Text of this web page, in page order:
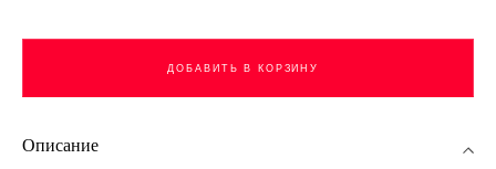
ДОБАВИТЬ В КОРЗИНУ
Описание